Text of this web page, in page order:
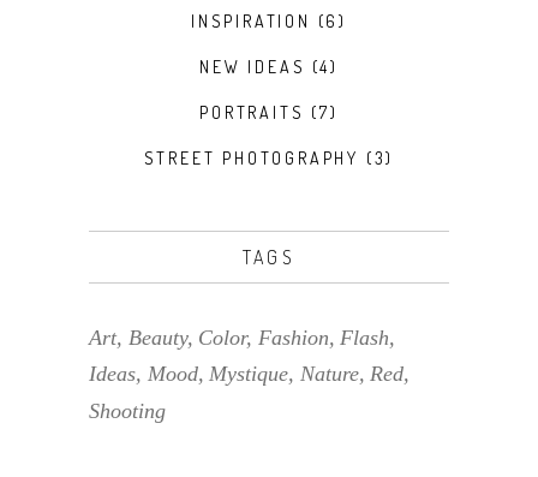
INSPIRATION (6)
NEW IDEAS (4)
PORTRAITS (7)
STREET PHOTOGRAPHY (3)
TAGS
Art Beauty Color Fashion Flash
Ideas Mood Mystique Nature Red
Shooting